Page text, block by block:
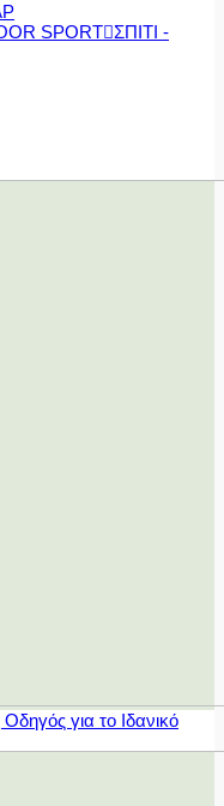
SPORT ΣΠΙΤΙ -
για το Ιδανικό